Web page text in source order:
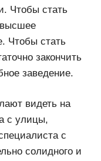
Чтобы стать
высшее
Чтобы стать
закончить
заведение.
видеть на
с улицы,
с
солидного и